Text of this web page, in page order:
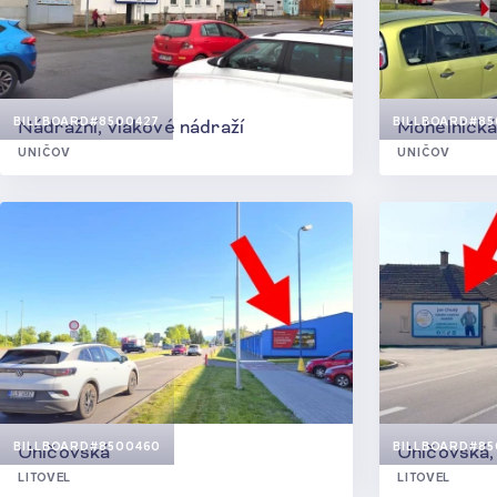
BILLBOARD#8500427
Nádražní, vlakové nádraží
UNIČOV
BILLBOARD
UNIČOV
BILLBOARD#8500460
Uničovská
LITOVEL
BILLBOARD
LITOVEL